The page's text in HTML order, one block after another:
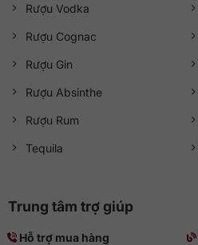
Rượu Vodka
Rượu Cognac
Rượu Gin
Rượu Absinthe
Rượu Rum
Tequila
Trung tâm trợ giúp
Hỗ trợ mua hàng